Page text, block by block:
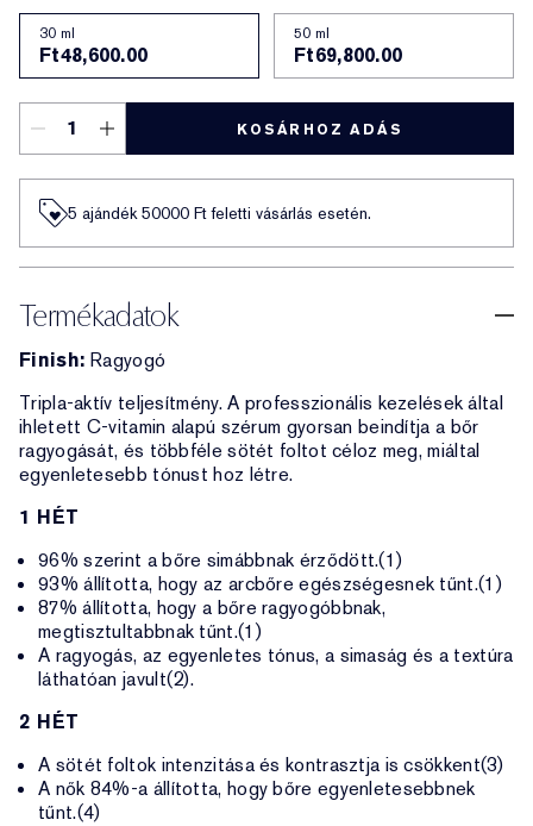
30 ml
Ft48,600.00
50 ml
Ft69,800.00
KOSÁRHOZ ADÁS
5 ajándék 50000​ Ft feletti vásárlás esetén.
Termékadatok
Finish: Ragyogó
Tripla-aktív teljesítmény. A professzionális kezelések által
ihletett C-vitamin alapú szérum gyorsan beindítja a bőr
ragyogását, és többféle sötét foltot céloz meg, miáltal
egyenletesebb tónust hoz létre.
1 HÉT
96% szerint a bőre simábbnak érződött.(1)
93% állította, hogy az arcbőre egészségesnek tűnt.(1)
87% állította, hogy a bőre ragyogóbbnak,
megtisztultabbnak tűnt.(1)
A ragyogás, az egyenletes tónus, a simaság és a textúra
láthatóan javult(2).
2 HÉT
A sötét foltok intenzitása és kontrasztja is csökkent(3)
A nők 84%-a állította, hogy bőre egyenletesebbnek
tűnt.(4)